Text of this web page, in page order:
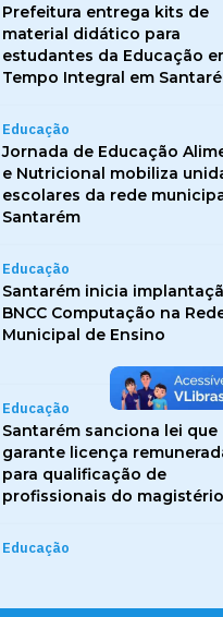
Prefeitura entrega kits de
material didático para
estudantes da Educação
Tempo Integral em
Educação
Jornada de Educação
e Nutricional mobiliza
escolares da rede
Santarém
Educação
Santarém inicia
BNCC Computação na
Municipal de Ensino
Educação
Santarém sanciona lei que
garante licença
para qualificação de
profissionais do magistério
Educação